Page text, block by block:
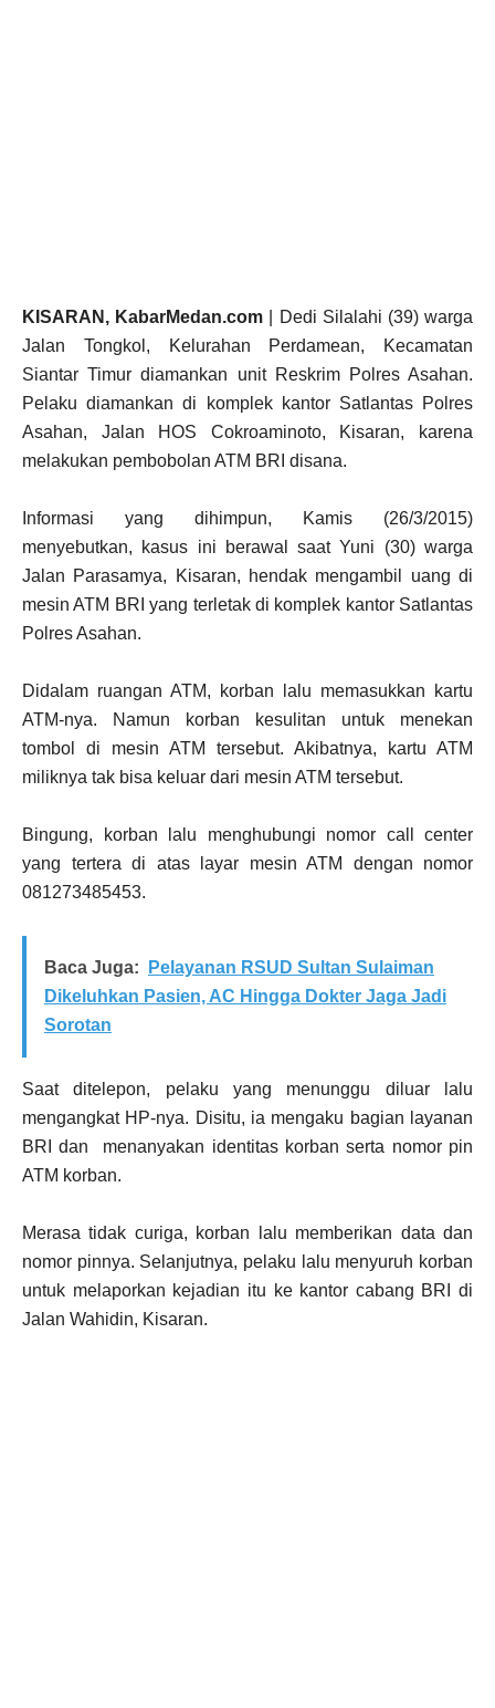
KISARAN, KabarMedan.com | Dedi Silalahi (39) warga
Jalan Tongkol, Kelurahan Perdamean, Kecamatan
Siantar Timur diamankan unit Reskrim Polres Asahan.
Pelaku diamankan di komplek kantor Satlantas Polres
Asahan, Jalan HOS Cokroaminoto, Kisaran, karena
melakukan pembobolan ATM BRI disana.
Informasi yang dihimpun, Kamis (26/3/2015)
menyebutkan, kasus ini berawal saat Yuni (30) warga
Jalan Parasamya, Kisaran, hendak mengambil uang di
mesin ATM BRI yang terletak di komplek kantor Satlantas
Polres Asahan.
Didalam ruangan ATM, korban lalu memasukkan kartu
ATM-nya. Namun korban kesulitan untuk menekan
tombol di mesin ATM tersebut. Akibatnya, kartu ATM
miliknya tak bisa keluar dari mesin ATM tersebut.
Bingung, korban lalu menghubungi nomor call center
yang tertera di atas layar mesin ATM dengan nomor
081273485453.
Baca Juga:
Pelayanan RSUD Sultan Sulaiman
Dikeluhkan Pasien, AC Hingga Dokter Jaga Jadi
Sorotan
Saat ditelepon, pelaku yang menunggu diluar lalu
mengangkat HP-nya. Disitu, ia mengaku bagian layanan
BRI dan menanyakan identitas korban serta nomor pin
ATM korban.
Merasa tidak curiga, korban lalu memberikan data dan
nomor pinnya. Selanjutnya, pelaku lalu menyuruh korban
untuk melaporkan kejadian itu ke kantor cabang BRI di
Jalan Wahidin, Kisaran.